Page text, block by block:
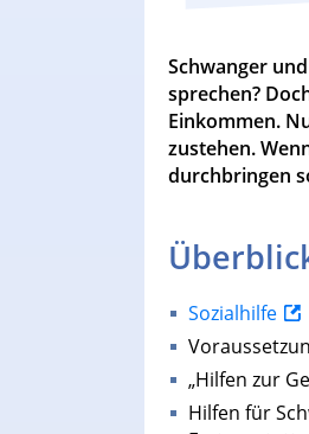
Schwanger
sprechen?
Einkommen.
zustehen.
durchbringen
Sozialhilfe
„Hilfen zur
Hilfen für